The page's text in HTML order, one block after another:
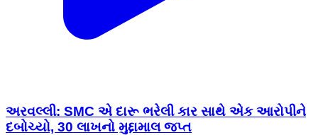
અરવલ્લી: SMC એ દારૂ ભરેલી કાર સાથે એક આરોપીને
દબોચ્યો, 30 લાખનો મુદ્દામાલ જપ્ત